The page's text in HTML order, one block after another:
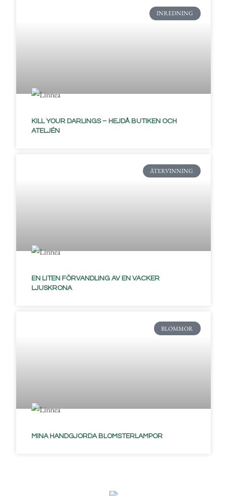
INREDNING
KILL YOUR DARLINGS – HEJDÅ BUTIKEN OCH
ATELJÉN
ÅTERVINNING
EN LITEN FÖRVANDLING AV EN VACKER
LJUSKRONA
BLOMMOR
MINA HANDGJORDA BLOMSTERLAMPOR